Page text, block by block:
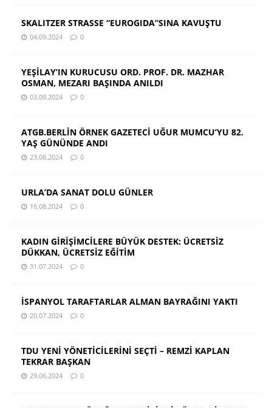
SKALITZER STRASSE “EUROGIDA”SINA KAVUŞTU
04.09.2024 0
YEŞİLAY’IN KURUCUSU ORD. PROF. DR. MAZHAR
OSMAN, MEZARI BAŞINDA ANILDI
03.09.2024 0
ATGB.BERLİN ÖRNEK GAZETECİ UĞUR MUMCU’YU 82.
YAŞ GÜNÜNDE ANDI
23.08.2024 0
URLA’DA SANAT DOLU GÜNLER
16.08.2024 0
KADIN GİRİŞİMCİLERE BÜYÜK DESTEK: ÜCRETSİZ
DÜKKAN, ÜCRETSİZ EĞİTİM
31.07.2024 0
İSPANYOL TARAFTARLAR ALMAN BAYRAĞINI YAKTI
20.07.2024 0
TDU YENİ YÖNETİCİLERİNİ SEÇTİ – REMZİ KAPLAN
TEKRAR BAŞKAN
29.06.2024 0